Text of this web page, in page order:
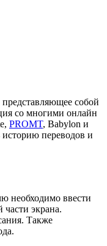
собой
со многими онлайн
PROMT, Babylon и
переводов и
необходимо ввести
части экрана.
Также